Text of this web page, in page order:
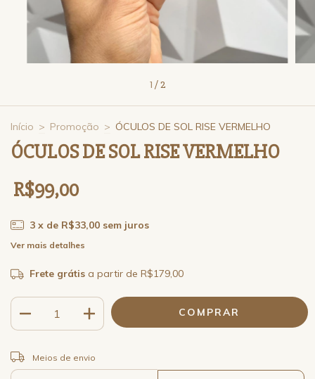
1 /2
Início > Promoção > ÓCULOS DE SOL RISE VERMELHO
ÓCULOS DE SOL RISE VERMELHO
R$99,00
3 x de R$33,00 sem juros
Ver mais detalhes
Frete grátis a partir de R$179,00
Entregas para o CEP:
Meios de envio